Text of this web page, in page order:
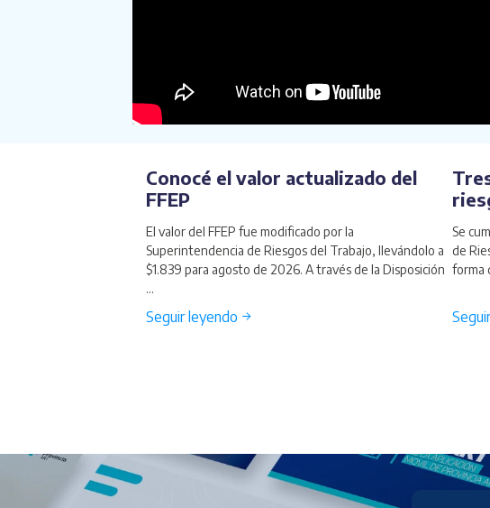
Conocé el valor actualizado del
FFEP
El valor del FFEP fue modificado por la
Superintendencia de Riesgos del Trabajo, llevándolo a
$1.839 para agosto de 2026. A través de la Disposición
...
Seguir leyendo →
Se
de
forma